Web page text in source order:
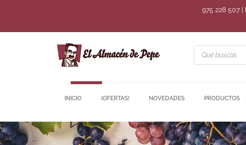
975 228 507
INICIO ¡OFERTAS! NOVEDADES PRODUCTOS